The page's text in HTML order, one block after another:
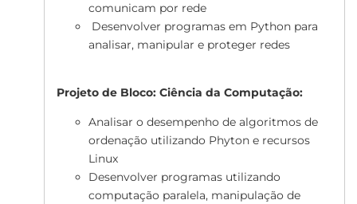
comunicam por rede
Desenvolver programas em Python para
analisar, manipular e proteger redes
Projeto de Bloco: Ciência da Computação:
Analisar o desempenho de algoritmos de
ordenação utilizando Phyton e recursos
Linux
Desenvolver programas utilizando
computação paralela, manipulação de